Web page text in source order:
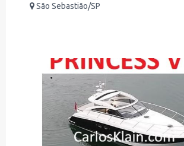
São Sebastião/SP